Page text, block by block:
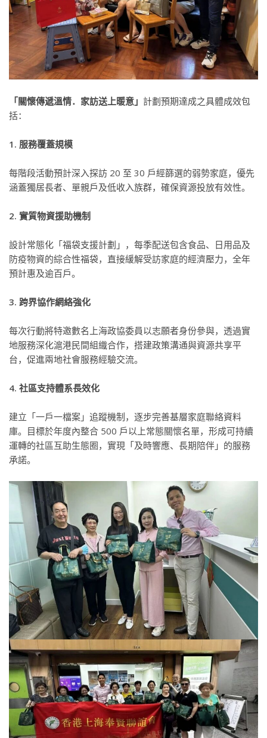
「關懷傳遞溫情．家訪送上暖意」 計劃預期達成之具體成效包
括：
1. 服務覆蓋規模
每階段活動預計深入探訪 20 至 30 戶經篩選的弱勢家庭，優先
涵蓋獨居長者、單親戶及低收入族群，確保資源投放有效性。
2. 實質物資援助機制
設計常態化「福袋支援計劃」，每季配送包含食品、日用品及
防疫物資的綜合性福袋，直接緩解受訪家庭的經濟壓力，全年
預計惠及逾百戶。
3. 跨界協作網絡強化
每次行動將特邀數名上海政協委員以志願者身份參與，透過實
地服務深化滬港民間組織合作，搭建政策溝通與資源共享平
台，促進兩地社會服務經驗交流。
4. 社區支持體系長效化
建立「一戶一檔案」追蹤機制，逐步完善基層家庭聯絡資料
庫。目標於年度內整合 500 戶以上常態關懷名單，形成可持續
運轉的社區互助生態圈，實現「及時響應、長期陪伴」的服務
承諾。